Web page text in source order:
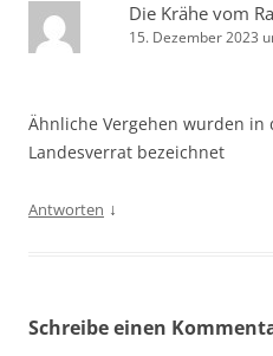
Die Krähe vom
15. Dezember 2023
Ähnliche Vergehen wurden in
Landesverrat bezeichnet
Antworten ↓
Schreibe einen